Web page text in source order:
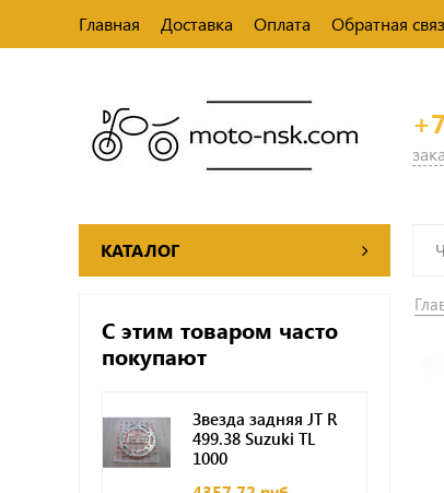
Главная Доставка Оплата Обратная
КАТАЛОГ
С этим товаром часто
покупают
Звезда задняя JT R
499.38 Suzuki TL
1000